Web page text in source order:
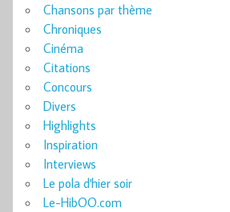
Chansons par thème
Chroniques
Cinéma
Citations
Concours
Divers
Highlights
Inspiration
Interviews
Le pola d'hier soir
Le-HibOO.com